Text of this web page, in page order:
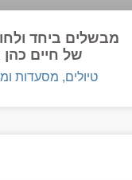
מבשלים ביחד
של חיים כהן
טיולים, מסעדות